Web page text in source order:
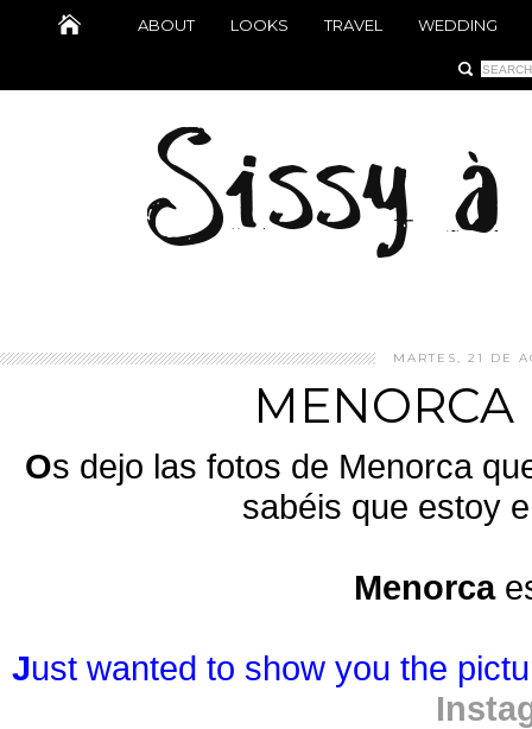
ABOUT LOOKS TRAVEL WEDDING
MARTES, 21 DE
Os dejo las fotos de Menorca
sabéis que estoy
Menorca
Just wanted to show you the